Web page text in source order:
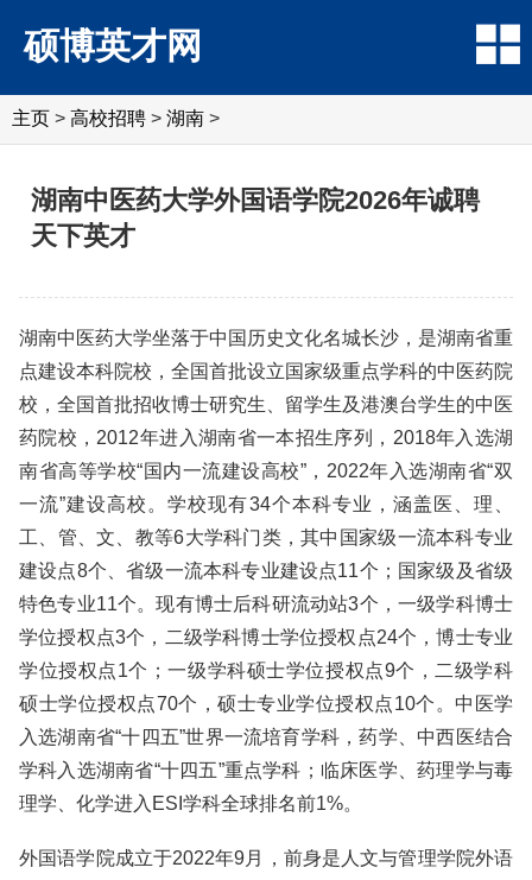
硕博英才网
主页 > 高校招聘 > 湖南 >
湖南中医药大学外国语学院2026年诚聘
天下英才
湖南中医药大学坐落于中国历史文化名城长沙，是湖南省重
点建设本科院校，全国首批设立国家级重点学科的中医药院
校，全国首批招收博士研究生、留学生及港澳台学生的中医
药院校，2012年进入湖南省一本招生序列，2018年入选湖
南省高等学校“国内一流建设高校”，2022年入选湖南省“双
一流”建设高校。学校现有34个本科专业，涵盖医、理、
工、管、文、教等6大学科门类，其中国家级一流本科专业
建设点8个、省级一流本科专业建设点11个；国家级及省级
特色专业11个。现有博士后科研流动站3个，一级学科博士
学位授权点3个，二级学科博士学位授权点24个，博士专业
学位授权点1个；一级学科硕士学位授权点9个，二级学科
硕士学位授权点70个，硕士专业学位授权点10个。中医学
入选湖南省“十四五”世界一流培育学科，药学、中西医结合
学科入选湖南省“十四五”重点学科；临床医学、药理学与毒
理学、化学进入ESI学科全球排名前1%。
外国语学院成立于2022年9月，前身是人文与管理学院外语